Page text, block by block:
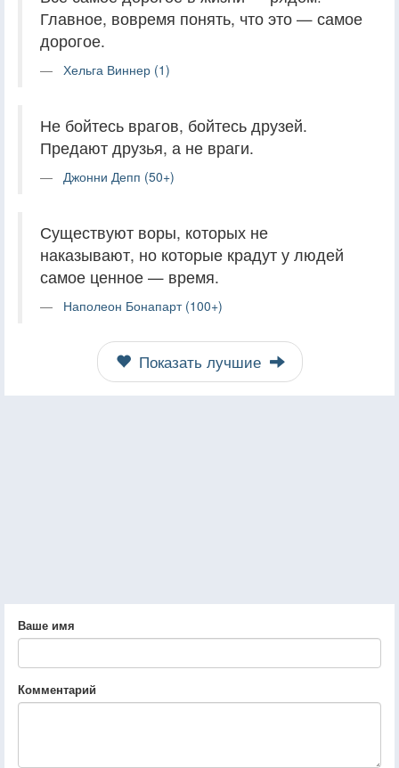
Главное, вовремя понять, что это — самое
дорогое.
Хельга Виннер (1)
Не бойтесь врагов, бойтесь друзей.
Предают друзья, а не враги.
Джонни Депп (50+)
Существуют воры, которых не
наказывают, но которые крадут у людей
самое ценное — время.
Наполеон Бонапарт (100+)
Показать лучшие
Ваше имя
Комментарий